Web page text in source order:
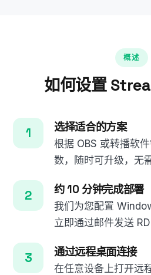
概述
如何设置
选择适合的方案
根据 OBS 或转播软
数，随时可升级，无
约 10 分钟完成部署
我们为您配置
立即通过邮件发送
通过远程桌面连接
在任意设备上打开远